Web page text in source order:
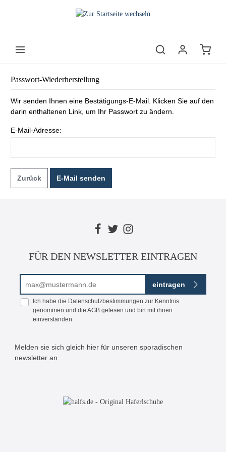
Passwort-Wiederherstellung
Wir senden Ihnen eine Bestätigungs-E-Mail. Klicken Sie auf den
darin enthaltenen Link, um Ihr Passwort zu ändern.
E-Mail-Adresse:
Zurück E-Mail senden
FÜR DEN NEWSLETTER EINTRAGEN
eintragen
Ich habe die Datenschutzbestimmungen zur Kenntnis
genommen und die AGB gelesen und bin mit ihnen
einverstanden.
Melden sie sich gleich hier für unseren sporadischen
newsletter an